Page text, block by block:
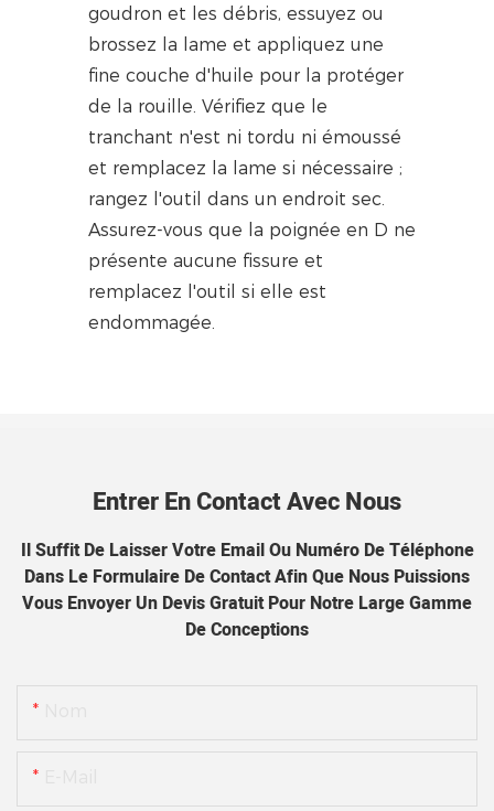
goudron et les débris, essuyez ou
brossez la lame et appliquez une
fine couche d'huile pour la protéger
de la rouille. Vérifiez que le
tranchant n'est ni tordu ni émoussé
et remplacez la lame si nécessaire ;
rangez l'outil dans un endroit sec.
Assurez-vous que la poignée en D ne
présente aucune fissure et
remplacez l'outil si elle est
endommagée.
Entrer En Contact Avec Nous
Il Suffit De Laisser Votre Email Ou Numéro De Téléphone
Dans Le Formulaire De Contact Afin Que Nous Puissions
Vous Envoyer Un Devis Gratuit Pour Notre Large Gamme
De Conceptions